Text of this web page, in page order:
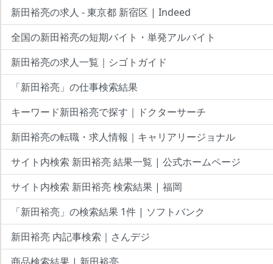
新田裕亮の求人 - 東京都 新宿区 | Indeed
全国の新田裕亮の短期バイト・単発アルバイト
新田裕亮の求人一覧｜シゴトガイド
「新田裕亮」の仕事検索結果
キーワード新田裕亮で探す｜ドクターサーチ
新田裕亮の転職・求人情報｜キャリアリージョナル
サイト内検索 新田裕亮 結果一覧 | 公式ホームページ
サイト内検索 新田裕亮 検索結果 | 福岡
「新田裕亮」の検索結果 1件 | ソフトバンク
新田裕亮 内記事検索｜さんデジ
商品検索結果 | 新田裕亮